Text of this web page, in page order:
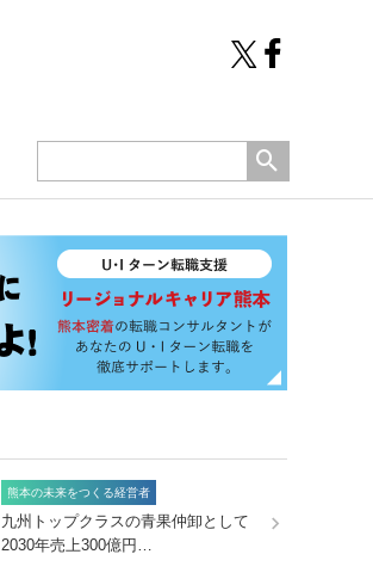
熊本の未来をつくる経営者
九州トップクラスの青果仲卸として
2030年売上300億円…